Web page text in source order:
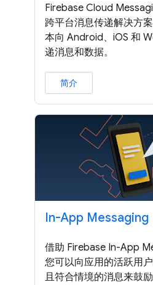
Firebase Cloud
跨平台消息传递解决方
本向 Android、iOS 和
递消息和数据。
简介
In-App Messaging
借助 Firebase In-App
您可以向应用的活跃用
且符合情境的消息来鼓